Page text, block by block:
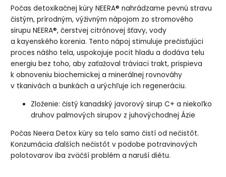
Počas detoxikačnej kúry NEERA® nahrádzame pevnú stravu
čistým, prírodným, výživným nápojom zo stromového
sirupu NEERA®, čerstvej citrónovej šťavy, vody
a kayenského korenia. Tento nápoj stimuluje prečisťujúci
proces nášho tela, uspokojuje pocit hladu a dodáva telu
energiu bez toho, aby zaťažoval tráviaci trakt, prispieva
k obnoveniu biochemickej a minerálnej rovnováhy
v tkanivách a bunkách a urýchľuje ich regeneráciu.
Zloženie: čistý kanadský javorový sirup C+ a niekoľko
druhov palmových sirupov z juhovýchodnej Ázie
Počas Neera Detox kúry sa telo samo čistí od nečistôt.
Konzumácia ďalších nečistôt v podobe potravinových
polotovarov iba zväčší problém a naruší diétu.